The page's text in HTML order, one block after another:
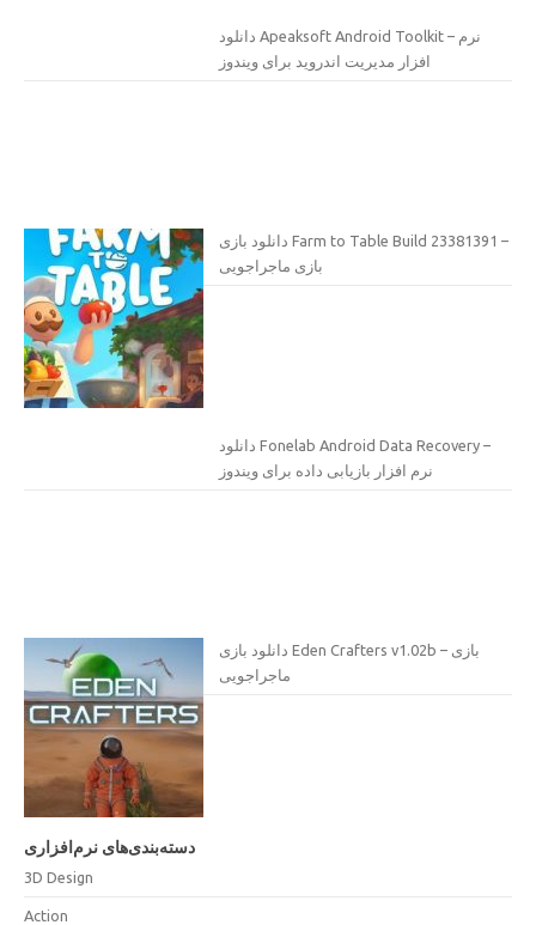
دانلود Apeaksoft Android Toolkit – نرم
افزار مدیریت اندروید برای ویندوز
دانلود بازی Farm to Table Build 23381391 –
بازی ماجراجویی
دانلود Fonelab Android Data Recovery –
نرم افزار بازیابی داده برای ویندوز
دانلود بازی Eden Crafters v1.02b – بازی
ماجراجویی
دسته‌بندی‌های نرم‌افزاری
3D Design
Action